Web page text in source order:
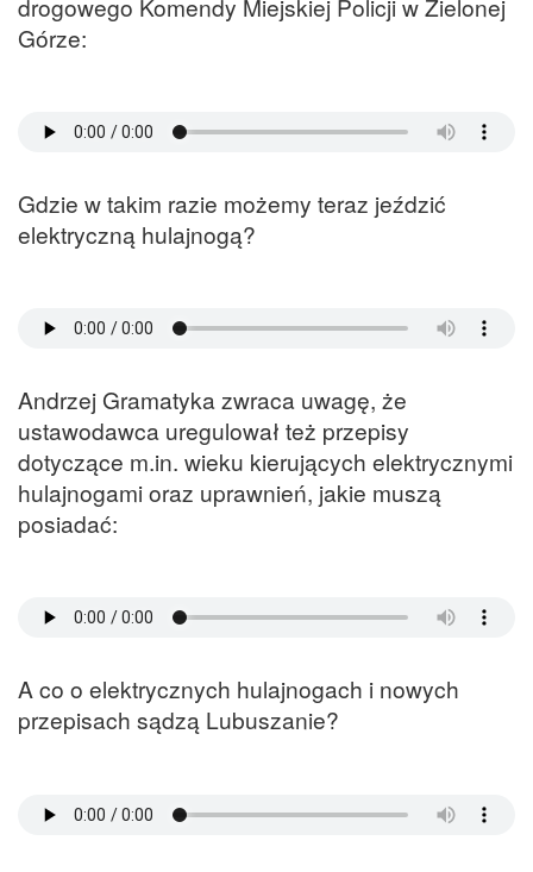
Górze:
Gdzie w takim razie możemy teraz jeździć
elektryczną hulajnogą?
Andrzej Gramatyka zwraca uwagę, że
ustawodawca uregulował też przepisy
dotyczące m.in. wieku kierujących elektrycznymi
hulajnogami oraz uprawnień, jakie muszą
posiadać:
A co o elektrycznych hulajnogach i nowych
przepisach sądzą Lubuszanie?